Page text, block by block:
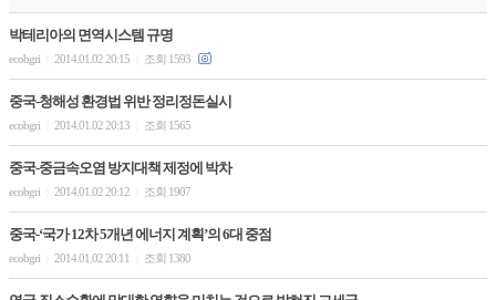
박테리아의 면역시스템 규명
ecobgri 2014.01.02 20:15 조회 1593
중국-청해성 환경법 위반 정리정돈실시
ecobgri 2014.01.02 20:13 조회 1565
중국-중금속오염 방지대책 제정에 박차
ecobgri 2014.01.02 20:12 조회 1907
중국-‘국가 12차 5개년 에너지 계획’의 6대 중점
ecobgri 2014.01.02 20:11 조회 1380